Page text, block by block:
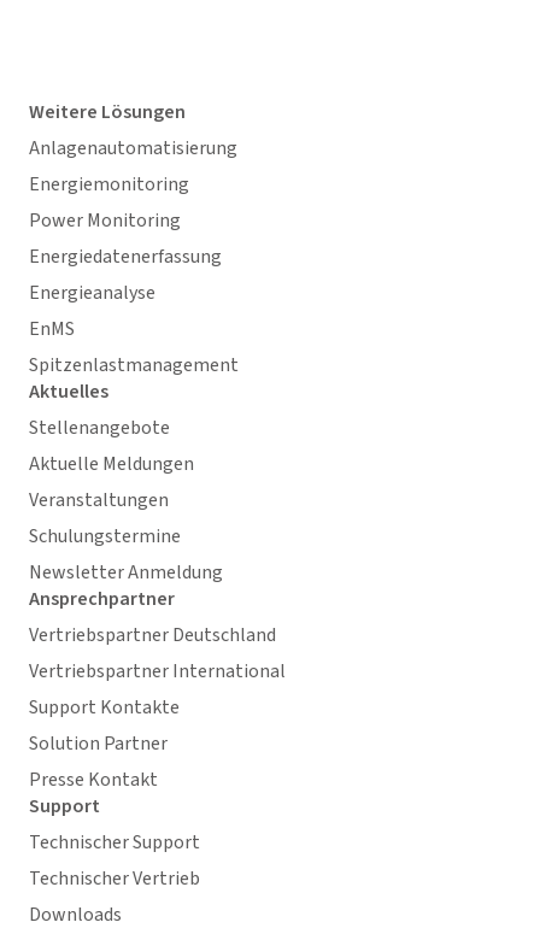
Weitere Lösungen
Anlagenautomatisierung
Energiemonitoring
Power Monitoring
Energiedatenerfassung
Energieanalyse
EnMS
Spitzenlastmanagement
Aktuelles
Stellenangebote
Aktuelle Meldungen
Veranstaltungen
Schulungstermine
Newsletter Anmeldung
Ansprechpartner
Vertriebspartner Deutschland
Vertriebspartner International
Support Kontakte
Solution Partner
Presse Kontakt
Support
Technischer Support
Technischer Vertrieb
Downloads